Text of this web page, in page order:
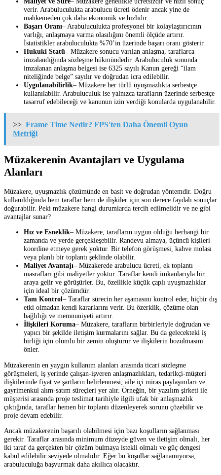
verir. Arabuluculukta arabulucu ücreti ödenir ancak yine de
mahkemeden çok daha ekonomik ve hızlıdır.
Başarı Oranı– Arabuluculukta profesyonel bir kolaylaştırıcının
varlığı, anlaşmaya varma olasılığını önemli ölçüde artırır.
İstatistikler arabuluculukta %70’in üzerinde başarı oranı gösterir.
Hukuki Statü– Müzakere sonucu varılan anlaşma, taraflarca
imzalandığında sözleşme hükmündedir. Arabuluculuk sonunda
imzalanan anlaşma belgesi ise 6325 sayılı Kanun gereği “ilam
niteliğinde belge” sayılır ve doğrudan icra edilebilir.
Uygulanabilirlik– Müzakere her türlü uyuşmazlıkta serbestçe
kullanılabilir. Arabuluculuk ise yalnızca tarafların üzerinde serbestçe
tasarruf edebileceği ve kanunun izin verdiği konularda uygulanabilir.
>> Frame Time Nedir? FPS'ten Daha Önemli Oyun
Metriği
Müzakerenin Avantajları ve Uygulama
Alanları
Müzakere, uyuşmazlık çözümünde en basit ve doğrudan yöntemdir. Doğru
kullanıldığında hem taraflar hem de ilişkiler için son derece faydalı sonuçlar
doğurabilir. Peki müzakere hangi durumlarda tercih edilmelidir ve ne gibi
avantajlar sunar?
Hız ve Esneklik– Müzakere, tarafların uygun olduğu herhangi bir
zamanda ve yerde gerçekleşebilir. Randevu almaya, üçüncü kişileri
koordine etmeye gerek yoktur. Bir telefon görüşmesi, kahve molası
veya planlı bir toplantı şeklinde olabilir.
Maliyet Avantajı– Müzakerede arabulucu ücreti, ek toplantı
masrafları gibi maliyetler yoktur. Taraflar kendi imkanlarıyla bir
araya gelir ve görüşürler. Bu, özellikle küçük çaplı uyuşmazlıklar
için ideal bir çözümdür.
Tam Kontrol– Taraflar sürecin her aşamasını kontrol eder, hiçbir dış
etki olmadan kendi kararlarını verir. Bu özerklik, çözüme olan
bağlılığı ve memnuniyeti artırır.
İlişkileri Koruma– Müzakere, tarafların birbirleriyle doğrudan ve
yapıcı bir şekilde iletişim kurmalarını sağlar. Bu da gelecekteki iş
birliği için olumlu bir zemin oluşturur ve ilişkilerin bozulmasını
önler.
Müzakerenin en yaygın kullanım alanları arasında ticari sözleşme
görüşmeleri, iş yerinde çalışan-işveren anlaşmazlıkları, tedarikçi-müşteri
ilişkilerinde fiyat ve şartların belirlenmesi, aile içi miras paylaşımları ve
gayrimenkul alım-satım süreçleri yer alır. Örneğin, bir yazılım şirketi ile
müşterisi arasında proje teslimat tarihiyle ilgili ufak bir anlaşmazlık
çıktığında, taraflar hemen bir toplantı düzenleyerek sorunu çözebilir ve
proje devam edebilir.
Ancak müzakerenin başarılı olabilmesi için bazı koşulların sağlanması
gerekir. Taraflar arasında minimum düzeyde güven ve iletişim olmalı, her
iki taraf da gerçekten bir çözüm bulmaya istekli olmalı ve güç dengesi
kabul edilebilir seviyede olmalıdır. Eğer bu koşullar sağlanamıyorsa,
arabuluculuğa başvurmak daha akıllıca olacaktır.